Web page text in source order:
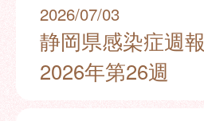
2026/07/03
静岡県感染症週報
2026年第26週